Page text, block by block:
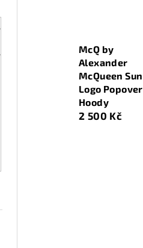
McQ by
Alexander
McQueen Sun
Logo Popover
Hoody
2 500 Kč